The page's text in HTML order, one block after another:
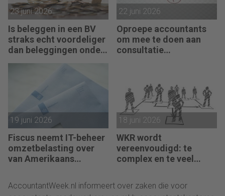
23 juni 2026
Is beleggen in een BV
straks echt voordeliger
dan beleggingen onder
22 juni 2026
Oproepe accountants
om mee te doen aan
consultatie
19 juni 2026
Fiscus neemt IT-beheer
omzetbelasting over
van Amerikaans
18 juni 2026
WKR wordt
vereenvoudigd: te
complex en te veel
AccountantWeek.nl informeert over zaken die voor